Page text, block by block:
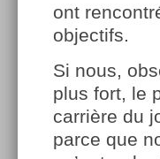
ont
objectifs.
Si nous,
plus fort, le
carrière du
parce que